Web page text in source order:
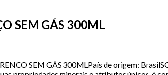
SEM GÁS 300ML
SEM GÁS 300MLPaís de origem: